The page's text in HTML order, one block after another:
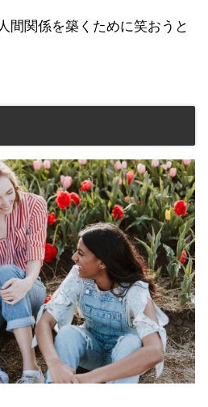
間関係を築くために笑おうと